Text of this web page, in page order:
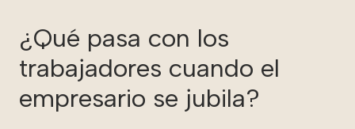
¿Qué pasa con los
trabajadores cuando el
empresario se jubila?